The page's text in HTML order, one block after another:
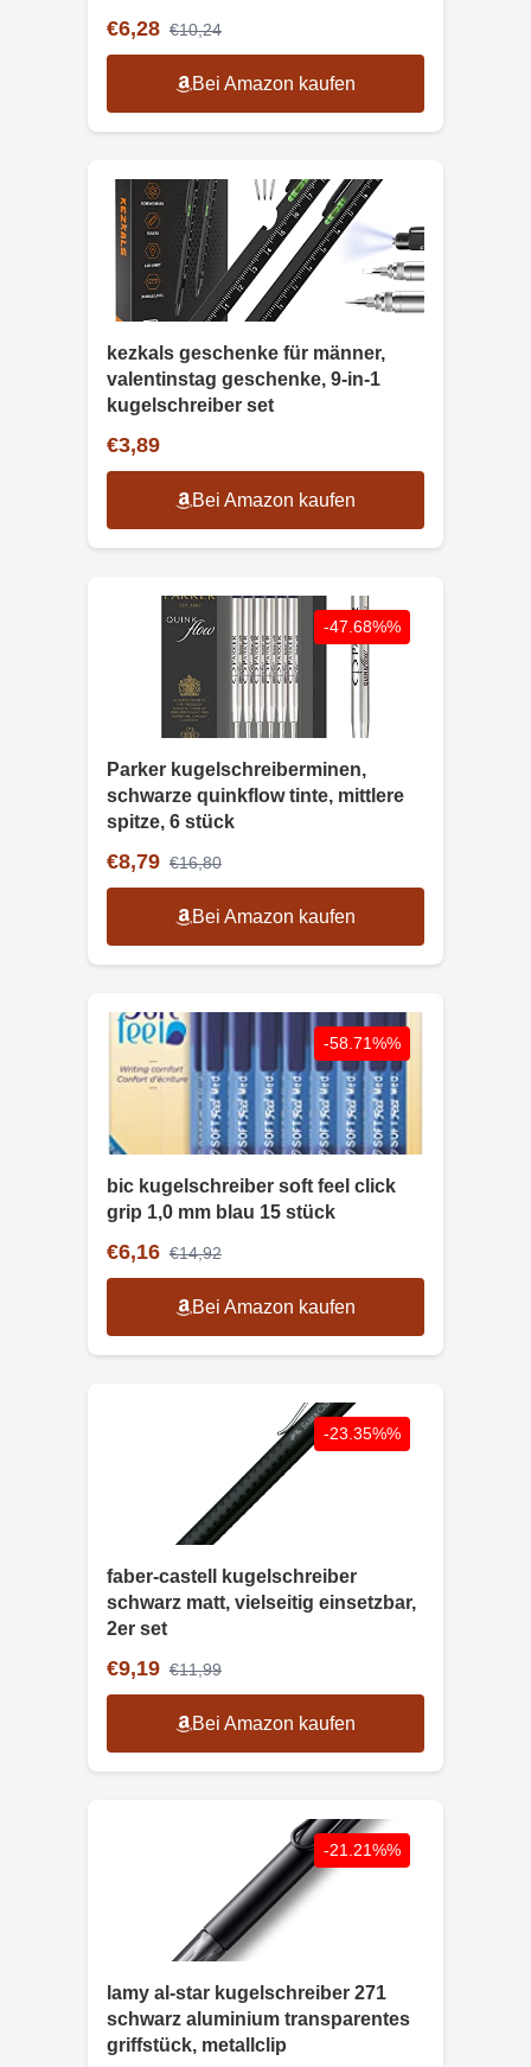
€6,28 €10,24
Bei Amazon kaufen
kezkals geschenke für männer,
valentinstag geschenke, 9-in-1
kugelschreiber set
€3,89
Bei Amazon kaufen
-47.68%%
Parker kugelschreiberminen,
schwarze quinkflow tinte, mittlere
spitze, 6 stück
€8,79 €16,80
Bei Amazon kaufen
-58.71%%
bic kugelschreiber soft feel click
grip 1,0 mm blau 15 stück
€6,16 €14,92
Bei Amazon kaufen
-23.35%%
faber-castell kugelschreiber
schwarz matt, vielseitig einsetzbar,
2er set
€9,19 €11,99
Bei Amazon kaufen
-21.21%%
lamy al-star kugelschreiber 271
schwarz aluminium transparentes
griffstück, metallclip